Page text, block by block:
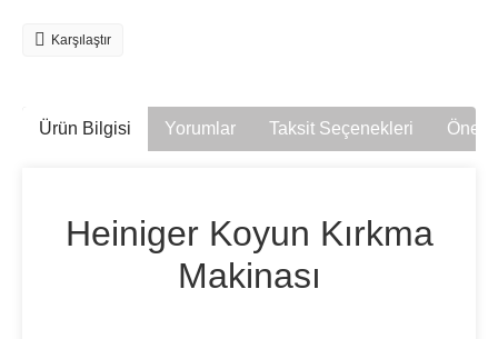
Karşılaştır
Ürün Bilgisi Yorumlar Taksit Seçenekleri
Heiniger Koyun Kırkma
Makinası